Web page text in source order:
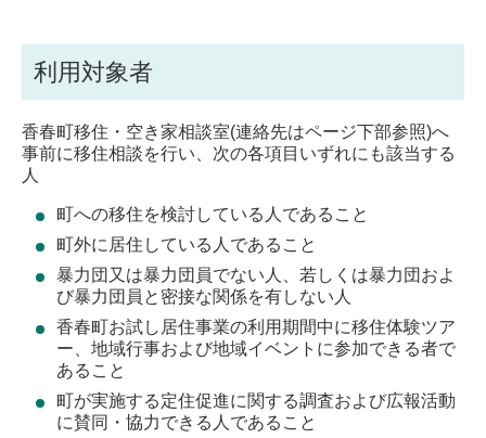
利用対象者
香春町移住・空き家相談室(連絡先はページ下部参照)へ
事前に移住相談を行い、次の各項目いずれにも該当する
人
町への移住を検討している人であること
町外に居住している人であること
暴力団又は暴力団員でない人、若しくは暴力団およ
び暴力団員と密接な関係を有しない人
香春町お試し居住事業の利用期間中に移住体験ツア
ー、地域行事および地域イベントに参加できる者で
あること
町が実施する定住促進に関する調査および広報活動
に賛同・協力できる人であること